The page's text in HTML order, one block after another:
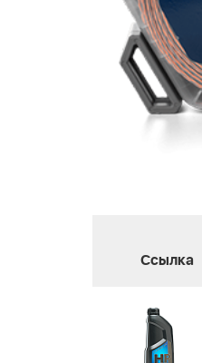
Ссылка